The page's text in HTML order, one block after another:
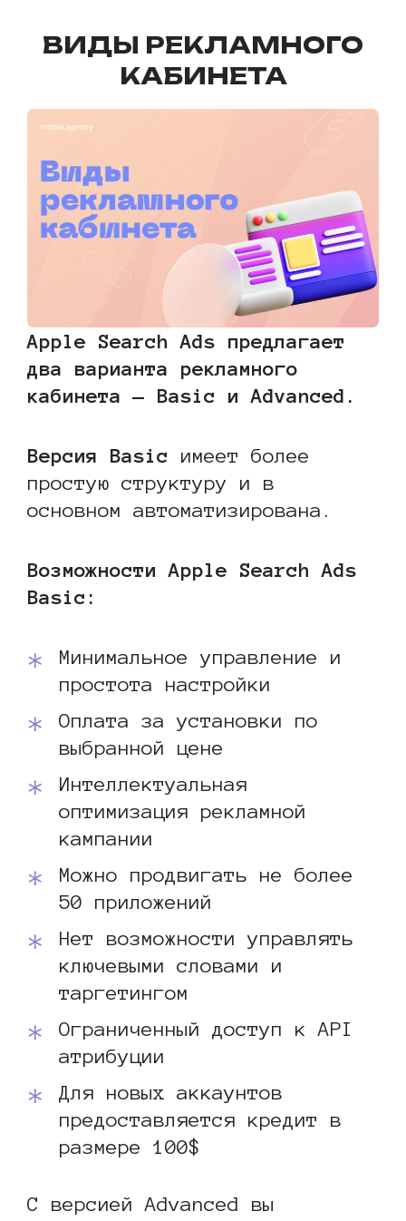
ВИДЫ РЕКЛАМНОГО
КАБИНЕТА
Apple Search Ads предлагает
два варианта рекламного
кабинета — Basic и Advanced.
Версия Basic имеет более
простую структуру и в
основном автоматизирована.
Возможности Apple Search Ads
Basic:
Минимальное управление и
простота настройки
Оплата за установки по
выбранной цене
Интеллектуальная
оптимизация рекламной
кампании
Можно продвигать не более
50 приложений
Нет возможности управлять
ключевыми словами и
таргетингом
Ограниченный доступ к API
атрибуции
Для новых аккаунтов
предоставляется кредит в
размере 100$
С версией Advanced вы